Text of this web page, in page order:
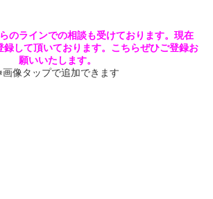
のラインでの相談も受けております。現在
して頂いております。こちらぜひご登録お
願いいたします。
画像タップで追加できます